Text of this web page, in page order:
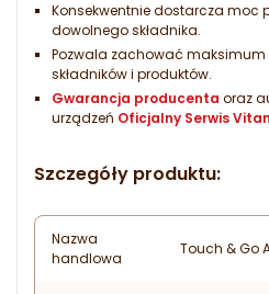
Konsekwentnie dostarcza moc
dowolnego składnika.
Pozwala zachować
składników i produktów.
Gwarancja producenta oraz
urządzeń Oficjalny Serwis
Szczegóły produktu:
Nazwa
handlowa
Touch & Go